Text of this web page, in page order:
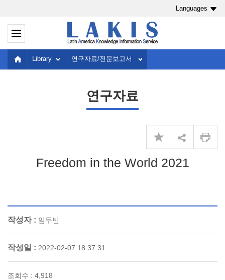
Languages
Library 연구자료/전문보고서
연구자료
Freedom in the World 2021
작성자 : 임두빈
작성일 : 2022-02-07 18:37:31
조회수 : 4,918